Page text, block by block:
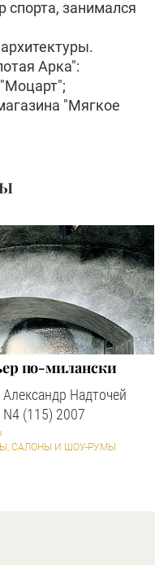
спорта, занимался
Арка":
"Мягкое
по-милански
Александр Надточей
N4 (115) 2007
САЛОНЫ И ШОУ-РУМЫ